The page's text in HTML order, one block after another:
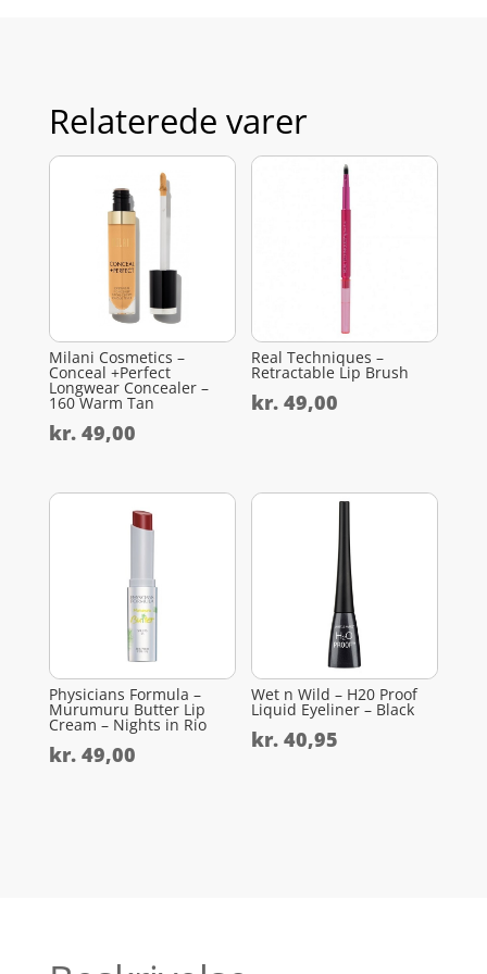
Relaterede varer
Milani Cosmetics –
Conceal +Perfect
Longwear Concealer –
160 Warm Tan
kr.49,00
Real Techniques –
Retractable Lip Brush
kr. 49,00
Physicians Formula –
Murumuru Butter Lip
Cream – Nights in Rio
kr.49,00
Wet n Wild – H20 Proof
Liquid Eyeliner – Black
kr. 40,95